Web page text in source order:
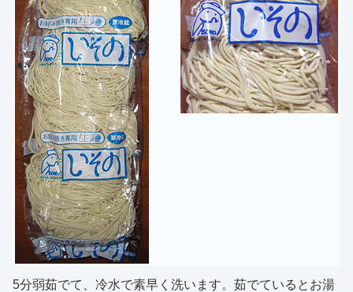
5分弱茹でて、冷水で素早く洗います。茹でているとお湯